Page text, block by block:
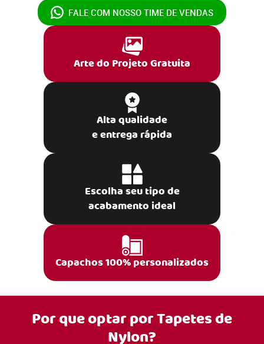
FALE COM NOSSO TIME DE VENDAS
Arte do Projeto Gratuita
Alta qualidade
e entrega rápida
Escolha seu tipo de
acabamento ideal
Capachos 100% personalizados
Por que optar porTapetes de
Nylon?